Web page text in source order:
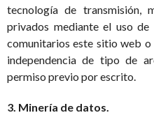
tecnología de transmisión,
privados mediante el uso
comunitarios este sitio web
independencia de tipo de
permiso previo por escrito.
3. Minería de datos.